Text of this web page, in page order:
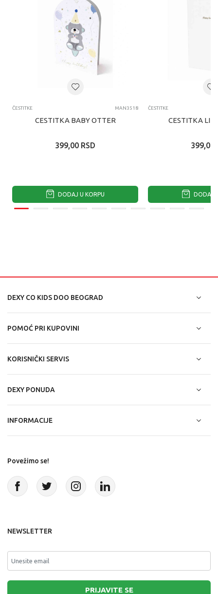
ČESTITKE MAN3518
CESTITKA BABY OTTER
399,00 RSD
DODAJ U KORPU
ČESTITKE
CESTITKA
399,00
DODAJ
DEXY CO KIDS DOO BEOGRAD
POMOĆ PRI KUPOVINI
KORISNIČKI SERVIS
DEXY PONUDA
INFORMACIJE
Povežimo se!
NEWSLETTER
PRIJAVITE SE